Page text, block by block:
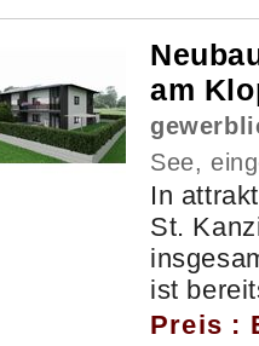
am
See,
In
St.
ist
Preis :